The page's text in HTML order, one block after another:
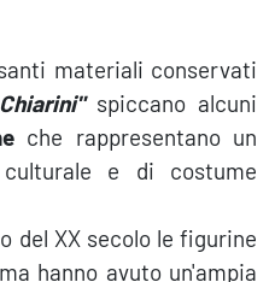
materiali conservati
spiccano alcuni
che rappresentano un
e di costume
del XX secolo le figurine
hanno avuto un'ampia